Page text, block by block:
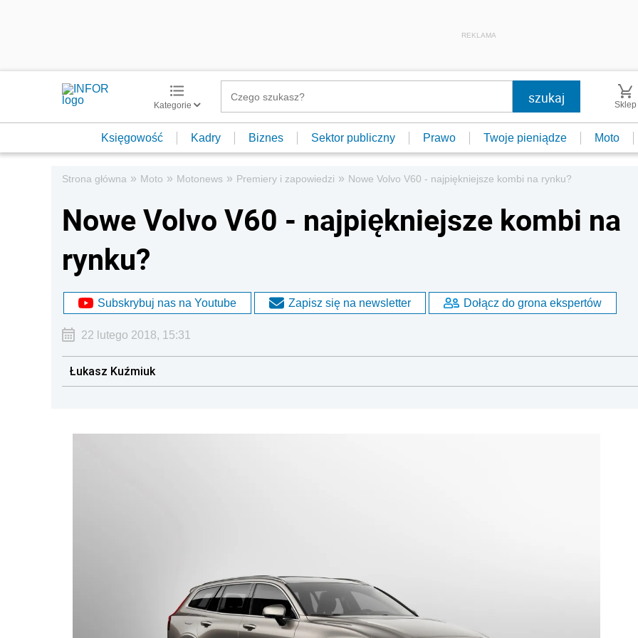
REKLAMA
Kategorie Sklep
Księgowość Kadry Biznes Sektor publiczny Prawo Twoje pieniądze Moto
Strona główna » Moto » Motonews » Premiery i zapowiedzi » Nowe Volvo V60 - najpiękniejsze kombi na rynku?
Nowe Volvo V60 - najpiękniejsze kombi na
rynku?
Subskrybuj nas na Youtube Zapisz się na newsletter Dołącz do grona ekspertów
22 lutego 2018, 15:31
Łukasz Kuźmiuk